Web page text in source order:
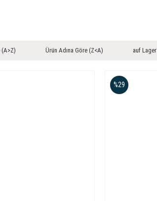
(A>Z) Ürün Adına Göre (Z<A) auf Lager
%29